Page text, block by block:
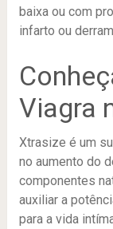
baixa ou com
infarto ou
Viagra
Xtrasize é um
no aumento do
componentes
auxiliar a
para a vida